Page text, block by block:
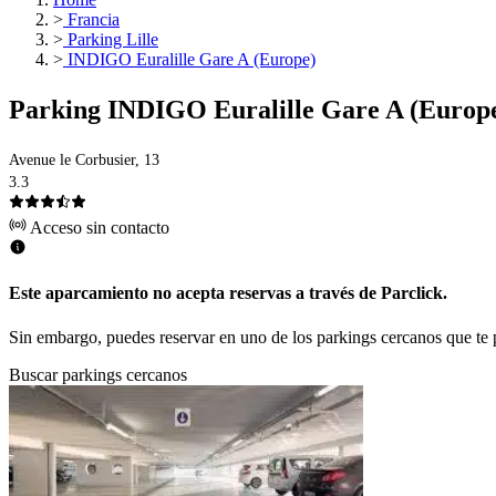
> Francia
> Parking Lille
> INDIGO Euralille Gare A (Europe)
Parking INDIGO Euralille Gare A
Avenue le Corbusier, 13
3.3
Acceso sin contacto
Este aparcamiento no acepta reservas a través de Parclick.
Sin embargo, puedes reservar en uno de los parkings cercanos que te
Buscar parkings cercanos